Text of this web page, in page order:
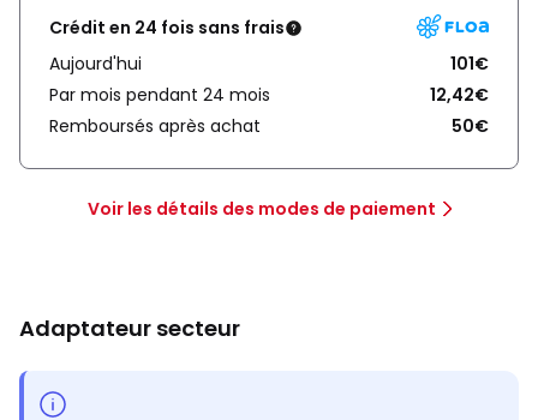
Crédit en 24 fois sans frais
Aujourd'hui
101€
Par mois pendant 24 mois
12,42€
Remboursés après achat
50€
Voir les détails des modes de paiement
Adaptateur secteur